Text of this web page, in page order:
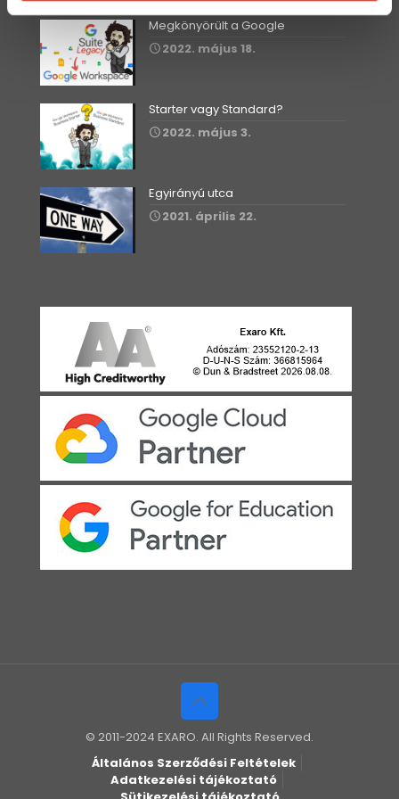
Megkönyörült a Google
2022. május 18.
Starter vagy Standard?
2022. május 3.
Egyirányú utca
2021. április 22.
© 2011-2024 EXARO. All Rights Reserved.
Általános Szerződési Feltételek
Adatkezelési tájékoztató